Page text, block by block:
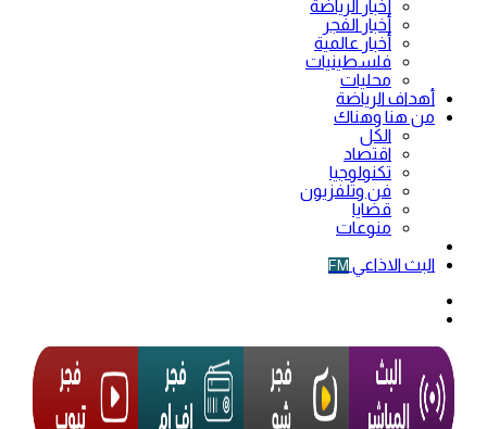
أخبار الرياضة
أخبار الفجر
أخبار عالمية
فلسطينيات
محليات
أهداف الرياضة
من هنا وهناك
الكل
اقتصاد
تكنولوجيا
فن وتلفزيون
قضايا
منوعات
البث الاذاعي FM